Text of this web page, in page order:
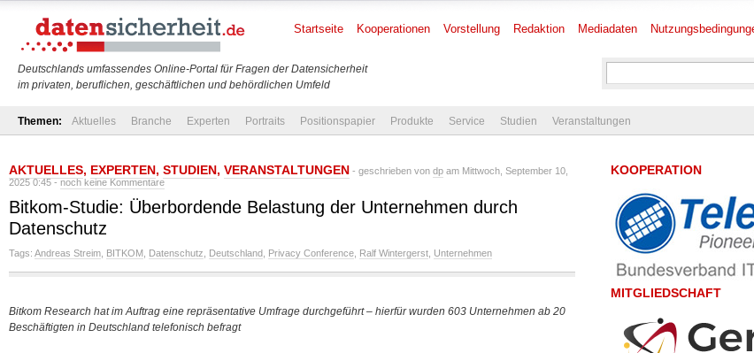
Deutschlands umfassendes Online-Portal für Fragen der Datensicherheit
im privaten, beruflichen, geschäftlichen und behördlichen Umfeld
Startseite Kooperationen Vorstellung Redaktion Mediadaten
Themen: Aktuelles Branche Experten Portraits Positionspapier Produkte Service Studien Veranstaltungen
AKTUELLES, EXPERTEN, STUDIEN, VERANSTALTUNGEN - geschrieben von dp am Mittwoch, September 10,
2025 0:45 -noch keine Kommentare
Bitkom-Studie: Überbordende Belastung der Unternehmen durch
Datenschutz
Tags: Andreas Streim BITKOM Datenschutz Deutschland Privacy Conference Ralf Wintergerst Unternehmen
Bitkom Research hat im Auftrag eine repräsentative Umfrage durchgeführt – hierfür wurden 603 Unternehmen ab 20
Beschäftigten in Deutschland telefonisch befragt
KOOPERATION
MITGLIEDSCHAFT